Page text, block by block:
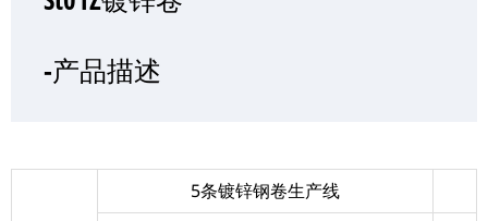
-产品描述
5条镀锌钢卷生产线
—产品展示
-厂房
-产品包装